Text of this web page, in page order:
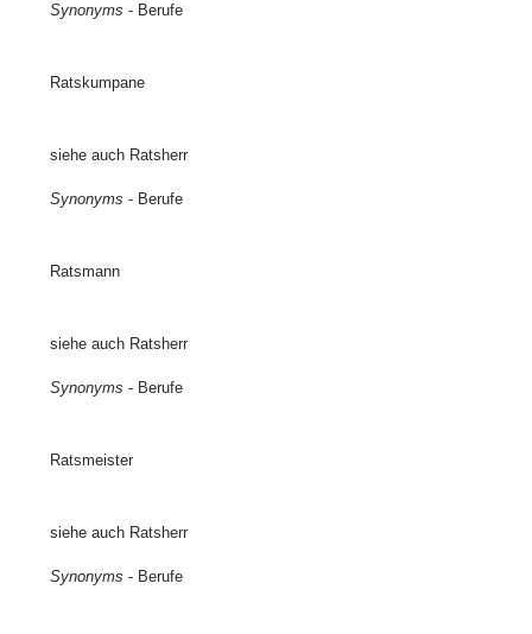
Synonyms - Berufe
Ratskumpane
siehe auch Ratsherr
Synonyms - Berufe
Ratsmann
siehe auch Ratsherr
Synonyms - Berufe
Ratsmeister
siehe auch Ratsherr
Synonyms - Berufe